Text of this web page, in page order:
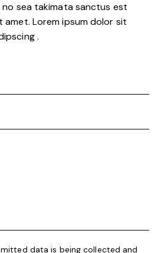
sea takimata sanctus est
amet. Lorem ipsum dolor sit
.
data is being collected and